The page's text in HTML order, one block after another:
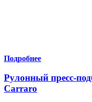
Подробнее
Рулонный пресс-
Carraro